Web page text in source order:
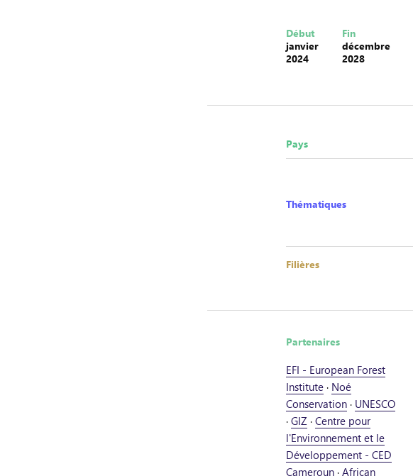
Début
janvier
2024
Fin
décembre
2028
Pays
Thématiques
Filières
Partenaires
EFI - European Forest
Institute · Noé
Conservation · UNESCO
· GIZ · Centre pour
l'Environnement et le
Développement - CED
Cameroun · African